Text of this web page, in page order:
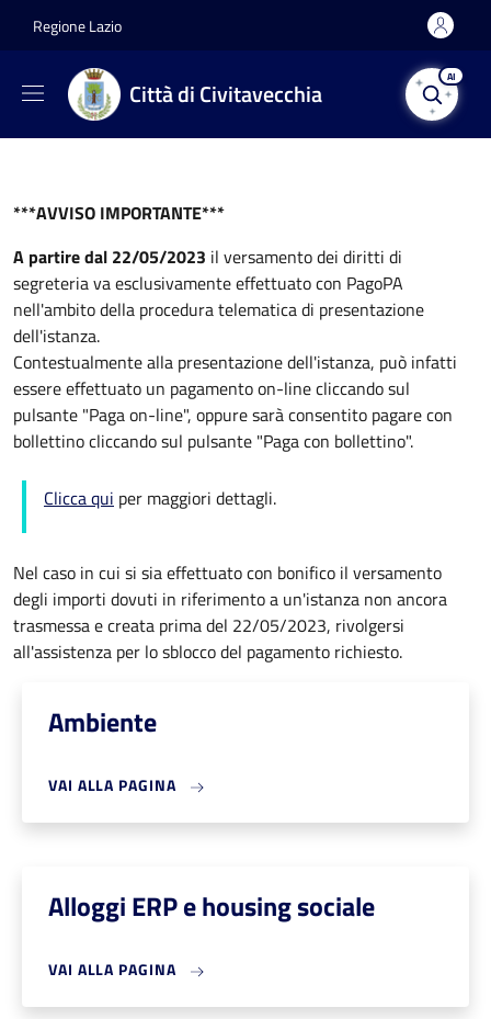
Regione Lazio
Città di Civitavecchia
AI
***AVVISO IMPORTANTE***
A partire dal 22/05/2023 il versamento dei diritti di
segreteria va esclusivamente effettuato con PagoPA
nell'ambito della procedura telematica di presentazione
dell'istanza.
Contestualmente alla presentazione dell'istanza, può infatti
essere effettuato un pagamento on-line cliccando sul
pulsante "Paga on-line", oppure sarà consentito pagare con
bollettino cliccando sul pulsante "Paga con bollettino".
Clicca qui per maggiori dettagli.
Nel caso in cui si sia effettuato con bonifico il versamento
degli importi dovuti in riferimento a un'istanza non ancora
trasmessa e creata prima del 22/05/2023, rivolgersi
all'assistenza per lo sblocco del pagamento richiesto.
Ambiente
VAI ALLA PAGINA
Alloggi ERP e housing sociale
VAI ALLA PAGINA